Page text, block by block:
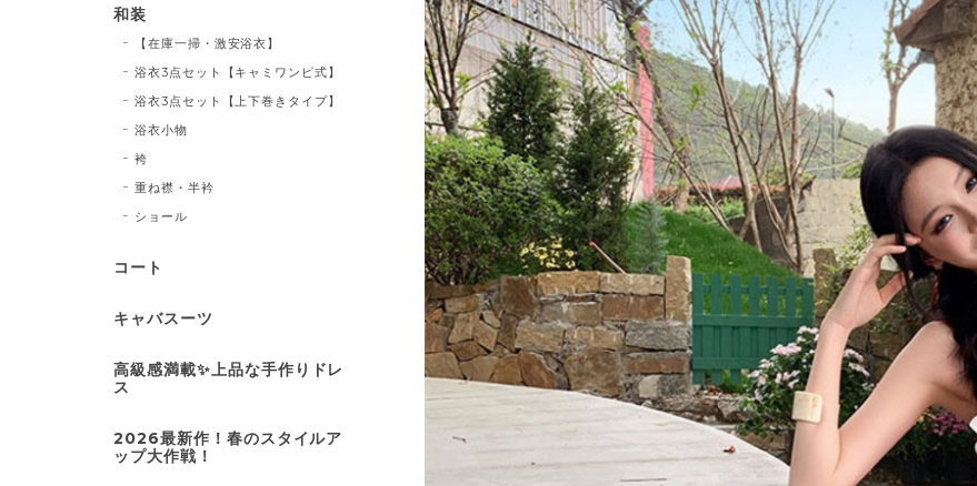
和装
【在庫一掃・激安浴衣】
浴衣3点セット【キャミワンピ式】
浴衣3点セット【上下巻きタイプ】
浴衣小物
袴
重ね襟・半衿
ショール
コート
キャバスーツ
高級感満載✨上品な手作りドレ
ス
2026最新作！春のスタイルア
ップ大作戦！